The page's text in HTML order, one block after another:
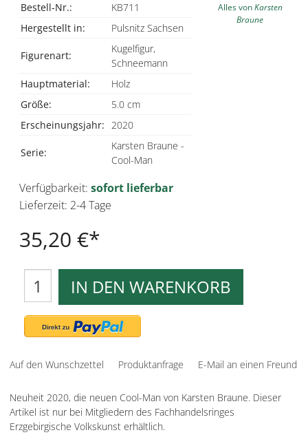
Bestell-Nr.:
KB711
Hergestellt in:
Pulsnitz Sachsen
Figurenart:
Kugelfigur,
Schneemann
Hauptmaterial:
Holz
Größe:
5.0 cm
Erscheinungsjahr: 2020
Serie:
Karsten Braune -
Cool-Man
Alles vonKarsten
Braune
Verfügbarkeit: sofort lieferbar
Lieferzeit: 2-4 Tage
35,20 €
IN DEN WARENKORB
Auf den Wunschzettel Produktanfrage E-Mail an einen Freund
Neuheit 2020, die neuen Cool-Man von Karsten Braune. Dieser
Artikel ist nur bei Mitgliedern des Fachhandelsringes
Erzgebirgische Volkskunst erhältlich.